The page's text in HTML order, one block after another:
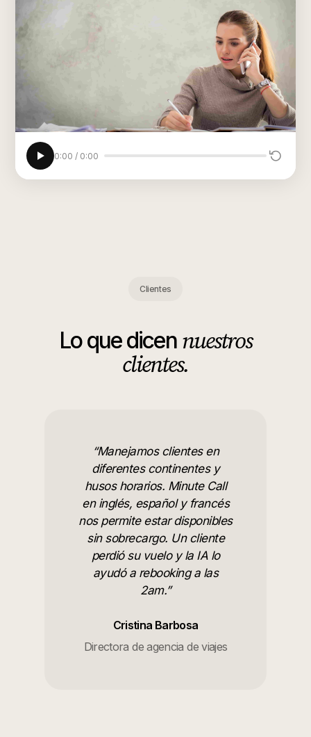
0:00 / 0:00
Clientes
Lo que dicen nuestros
clientes.
“Manejamos clientes en
diferentes continentes y
husos horarios. Minute Call
en inglés, español y francés
nos permite estar disponibles
sin sobrecargo. Un cliente
perdió su vuelo y la IA lo
ayudó a rebooking a las
2am.”
Cristina Barbosa
Directora de agencia de viajes